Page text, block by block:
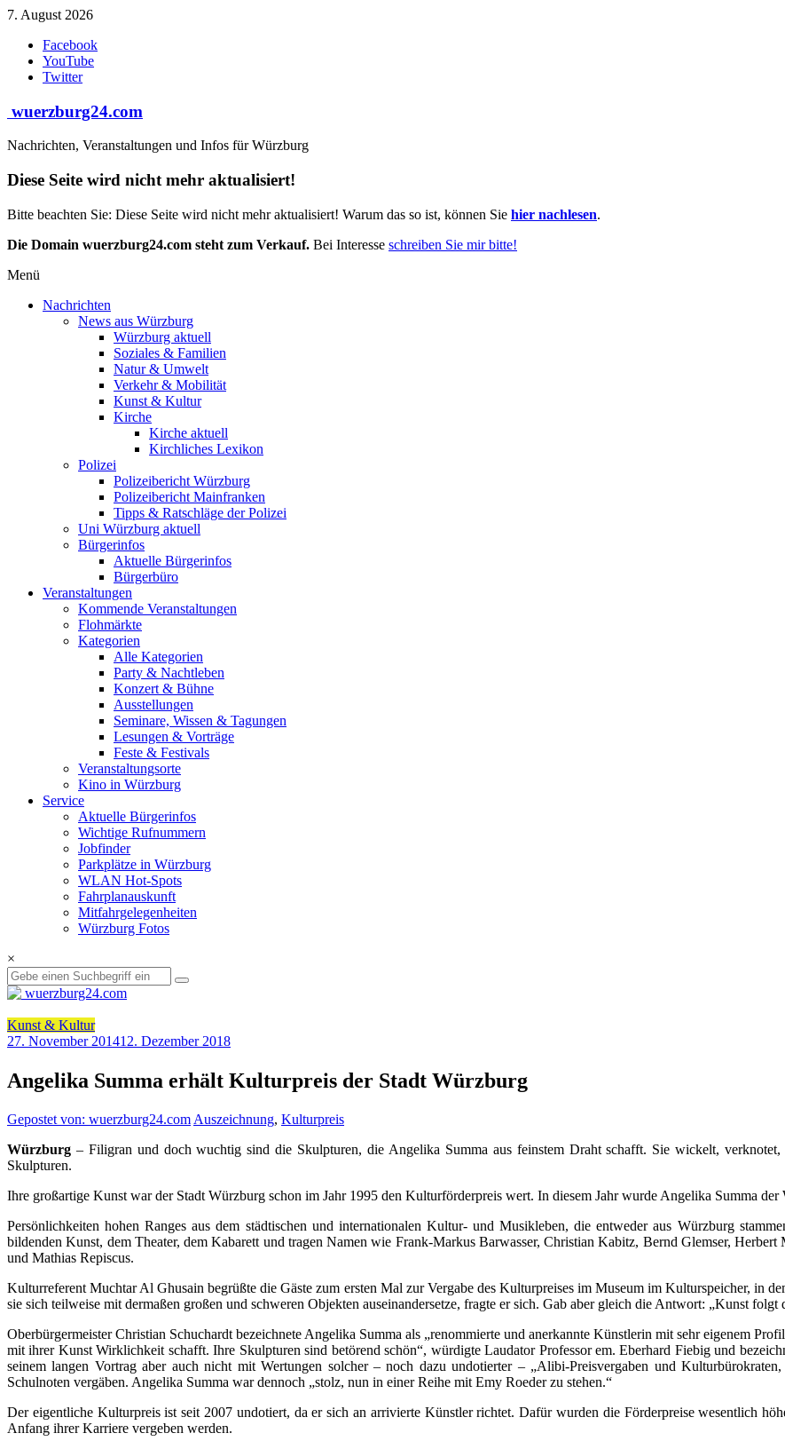
Zum
springen
7. August 2026
Facebook
YouTube
Twitter
wuerzburg24.com
Nachrichten, Veranstaltungen und Infos für Würzburg
Diese Seite wird nicht mehr aktualisiert!
Bitte beachten Sie: Diese Seite wird nicht mehr aktualisiert! Warum das so ist, können Sie hier nachlesen.
Die Domain wuerzburg24.com steht zum Verkauf. Bei Interesse schreiben Sie mir bitte!
Menü
Nachrichten
News aus Würzburg
Würzburg aktuell
Soziales & Familien
Natur & Umwelt
Verkehr & Mobilität
Kunst & Kultur
Kirche
Kirche aktuell
Kirchliches Lexikon
Polizei
Polizeibericht Würzburg
Polizeibericht Mainfranken
Tipps & Ratschläge der Polizei
Uni Würzburg aktuell
Bürgerinfos
Aktuelle Bürgerinfos
Bürgerbüro
Veranstaltungen
Kommende Veranstaltungen
Flohmärkte
Kategorien
Alle Kategorien
Party & Nachtleben
Konzert & Bühne
Ausstellungen
Seminare, Wissen & Tagungen
Lesungen & Vorträge
Feste & Festivals
Veranstaltungsorte
Kino in Würzburg
Service
Aktuelle Bürgerinfos
Wichtige Rufnummern
Jobfinder
Parkplätze in Würzburg
WLAN Hot-Spots
Fahrplanauskunft
Mitfahrgelegenheiten
Würzburg Fotos
×
Kunst & Kultur
27. November 201412. Dezember 2018
Angelika Summa erhält Kulturpreis der Stadt Würzburg
Gepostet von: wuerzburg24.com Auszeichnung, Kulturpreis
Würzburg – Filigran und doch wuchtig sind die Skulpturen, die Angelika Summa aus feinstem Draht schafft. Sie wickelt,
Skulpturen.
Ihre großartige Kunst war der Stadt Würzburg schon im Jahr 1995 den Kulturförderpreis wert. In diesem Jahr wurde Angelika Summa
Persönlichkeiten hohen Ranges aus dem städtischen und internationalen Kultur- und Musikleben, die entweder aus Würzburg
bildenden Kunst, dem Theater, dem Kabarett und tragen Namen wie Frank-Markus Barwasser, Christian Kabitz, Bernd Glemser,
und Mathias Repiscus.
Kulturreferent Muchtar Al Ghusain begrüßte die Gäste zum ersten Mal zur Vergabe des Kulturpreises im Museum im Kulturspeicher, in
sie sich teilweise mit dermaßen großen und schweren Objekten auseinandersetze, fragte er sich. Gab aber gleich die Antwort: „Kunst
Oberbürgermeister Christian Schuchardt bezeichnete Angelika Summa als „renommierte und anerkannte Künstlerin mit sehr eigenem
mit ihrer Kunst Wirklichkeit schafft. Ihre Skulpturen sind betörend schön“, würdigte Laudator Professor em. Eberhard Fiebig und
seinem langen Vortrag aber auch nicht mit Wertungen solcher – noch dazu undotierter – „Alibi-Preisvergaben und
Schulnoten vergäben. Angelika Summa war dennoch „stolz, nun in einer Reihe mit Emy Roeder zu stehen.“
Der eigentliche Kulturpreis ist seit 2007 undotiert, da er sich an arrivierte Künstler richtet. Dafür wurden die Förderpreise wesentlich
Anfang ihrer Karriere vergeben werden.